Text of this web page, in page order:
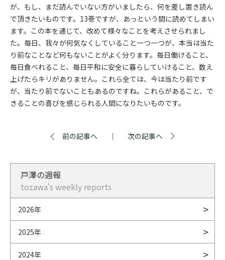
が、もし、まだ読んでいない方がいましたら、何を差し置き読ん
で頂きたいものです。13巻ですが、あっという間に読めてしまい
ます。この本を通じて、改めて様々なことを考えさせられまし
た。毎日、我々が何気なくしていること一つ一つが、本当は当た
り前なことなど何もないことがよく分ります。毎日働けること、
毎日食べれること、毎日平和に安全に暮らしていけること、数え
上げたらキリがありません。これら全ては、今は当たり前です
が、当たり前でないこともあるのですね。これらがあること、で
きることの喜びを感じられる人間になりたいものです。
前の記事へ ｜ 次の記事へ
戸澤の週報
tozawa's weekly reports
2026年
2025年
2024年